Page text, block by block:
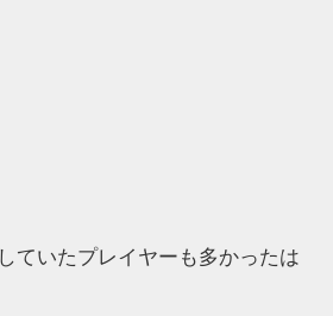
ていたプレイヤーも多かったは